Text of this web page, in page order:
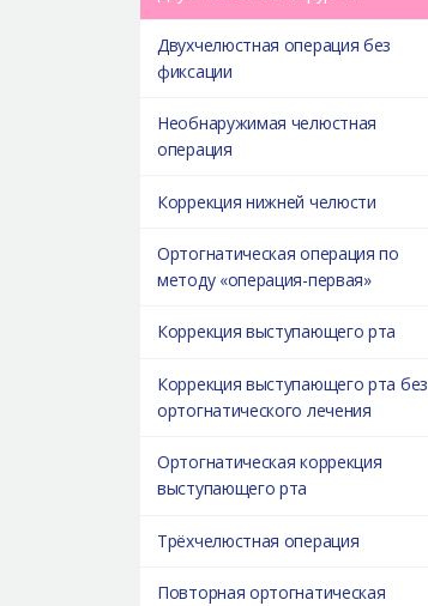
Двухчелюстная операция без
фиксации
Необнаружимая челюстная
операция
Коррекция нижней челюсти
Ортогнатическая операция по
методу «операция-первая»
Коррекция выступающего рта
Коррекция выступающего рта без
ортогнатического лечения
Ортогнатическая коррекция
выступающего рта
Трёхчелюстная операция
Повторная ортогнатическая